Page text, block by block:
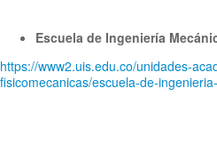
Escuela de Ingeniería
https://www2.uis.edu.co/unidades-
fisicomecanicas/escuela-de-